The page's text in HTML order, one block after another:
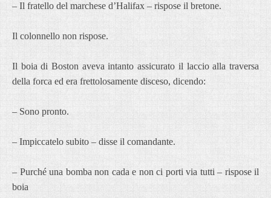
– Il fratello del marchese d’Halifax – rispose il bretone.
Il colonnello non rispose.
Il boia di Boston aveva intanto assicurato il laccio alla traversa
della forca ed era frettolosamente disceso, dicendo:
– Sono pronto.
– Impiccatelo subito – disse il comandante.
– Purché una bomba non cada e non ci porti via tutti – rispose il
boia